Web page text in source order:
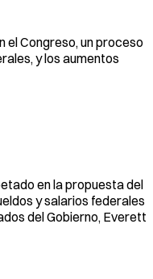
el Congreso, un proceso
y los aumentos
en la propuesta del
y salarios federales
del Gobierno, Everett